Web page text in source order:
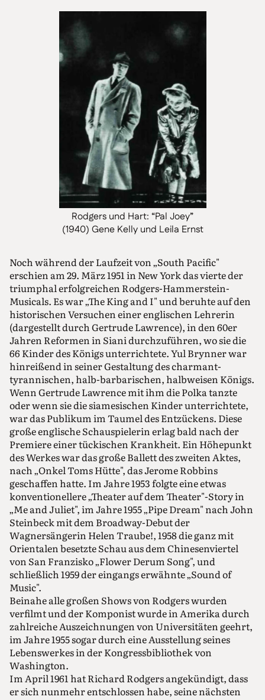
Rodgers und Hart: “Pal Joey”
(1940) Gene Kelly und Leila Ernst
Noch während der Laufzeit von „South Pacific"
erschien am 29. März 1951 in New York das vierte der
triumphal erfolgreichen Rodgers-Hammerstein-
Musicals. Es war „The King and I" und beruhte auf den
historischen Versuchen einer englischen Lehrerin
(dargestellt durch Gertrude Lawrence), in den 60er
Jahren Reformen in Siani durchzuführen, wo sie die
66 Kinder des Königs unterrichtete. Yul Brynner war
hinreißend in seiner Gestaltung des charmant-
tyrannischen, halb-barbarischen, halbweisen Königs.
Wenn Gertrude Lawrence mit ihm die Polka tanzte
oder wenn sie die siamesischen Kinder unterrichtete,
war das Publikum im Taumel des Entzückens. Diese
große englische Schauspielerin erlag bald nach der
Premiere einer tückischen Krankheit. Ein Höhepunkt
des Werkes war das große Ballett des zweiten Aktes,
nach „Onkel Toms Hütte", das Jerome Robbins
geschaffen hatte. Im Jahre 1953 folgte eine etwas
konventionellere „Theater auf dem Theater"-Story in
„Me and Juliet", im Jahre 1955 „Pipe Dream" nach John
Steinbeck mit dem Broadway-Debut der
Wagnersängerin Helen Traube!, 1958 die ganz mit
Orientalen besetzte Schau aus dem Chinesenviertel
von San Franzisko „Flower Derum Song", und
schließlich 1959 der eingangs erwähnte „Sound of
Music".
Beinahe alle großen Shows von Rodgers wurden
verfilmt und der Komponist wurde in Amerika durch
zahlreiche Auszeichnungen von Universitäten geehrt,
im Jahre 1955 sogar durch eine Ausstellung seines
Lebenswerkes in der Kongressbibliothek von
Washington.
Im April 1961 hat Richard Rodgers angekündigt, dass
er sich nunmehr entschlossen habe, seine nächsten